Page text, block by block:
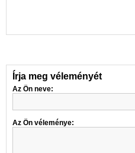
Írja meg véleményét
Az Ön neve:
Az Ön véleménye: